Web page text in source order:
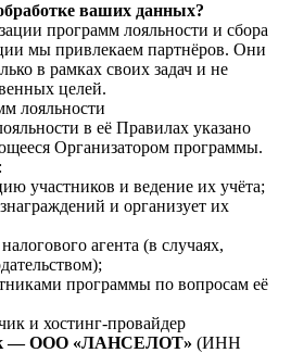
ваших данных?
программ лояльности и сбора
мы привлекаем партнёров. Они
в рамках своих задач и не
целей.
лояльности
в её Правилах указано
Организатором программы.
участников и ведение их учёта;
и организует их
агента (в случаях,
программы по вопросам её
и хостинг-провайдер
— ООО «ЛАНСЕЛОТ» (ИНН